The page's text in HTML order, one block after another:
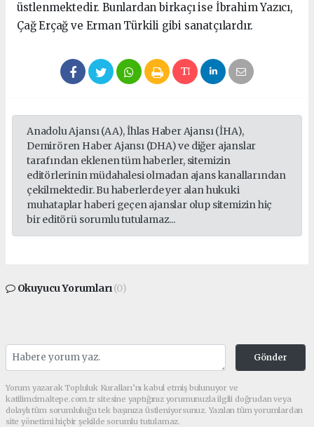
üstlenmektedir. Bunlardan birkaçı ise İbrahim Yazıcı,
Çağ Erçağ ve Erman Türkili gibi sanatçılardır.
Anadolu Ajansı (AA), İhlas Haber Ajansı (İHA),
Demirören Haber Ajansı (DHA) ve diğer ajanslar
tarafından eklenen tüm haberler, sitemizin
editörlerinin müdahalesi olmadan ajans kanallarından
çekilmektedir. Bu haberlerde yer alan hukuki
muhataplar haberi geçen ajanslar olup sitemizin hiç
bir editörü sorumlu tutulamaz...
Okuyucu Yorumları(0)
Gönder
Yorum yazarak Topluluk Kuralları’nı kabul etmiş bulunuyor ve
katilimcimaltepe.com.tr sitesine yaptığınız yorumunuzla ilgili doğrudan veya
dolaylı tüm sorumluluğu tek başınıza üstleniyorsunuz. Yazılan tüm yorumlardan
site yönetimi hiçbir şekilde sorumlu tutulamaz.